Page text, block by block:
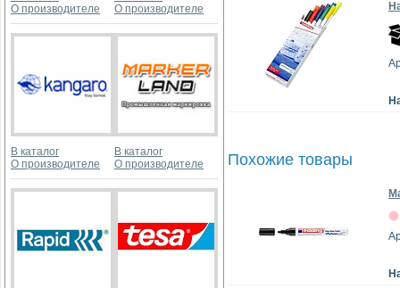
О производителе
О производителе
В каталог
О производителе
В каталог
О производителе
Похожие товары